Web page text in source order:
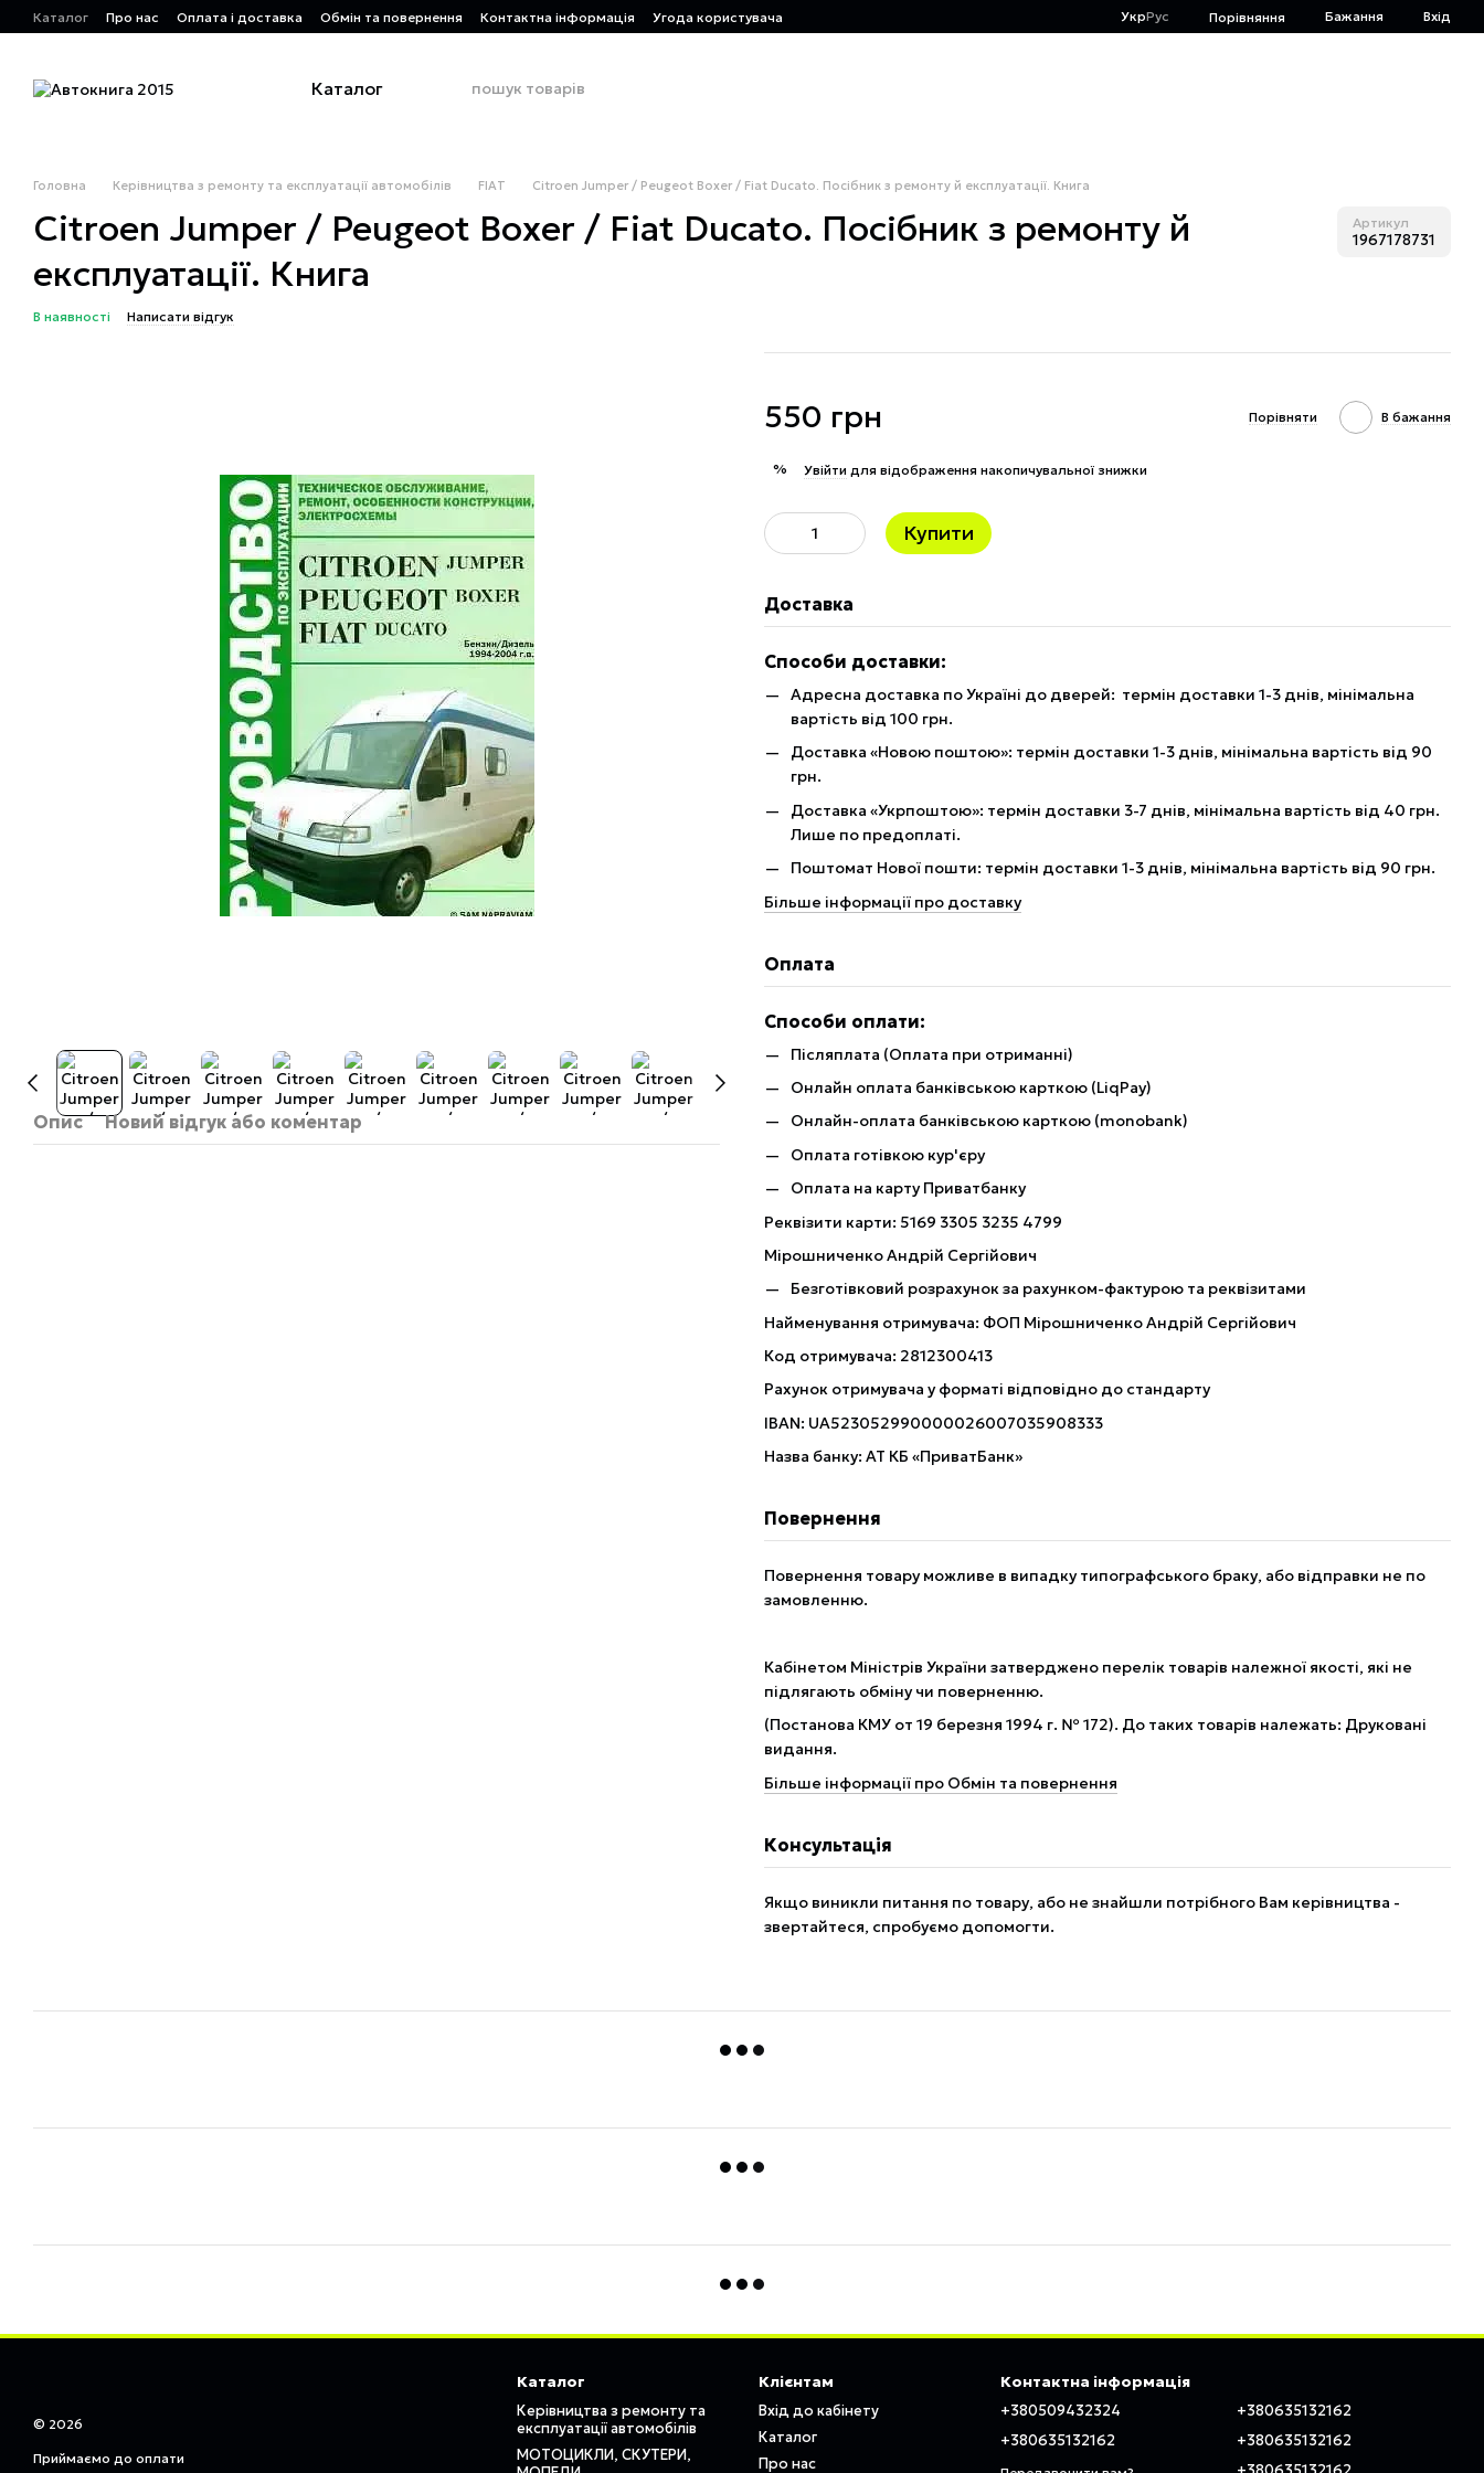
Перейти до основного контенту
Каталог Про нас Оплата і доставка Обмін та повернення Контактна інформація Угода користувача УкрРус Порівняння Бажання Вхід
Каталог
Головна Керівництва з ремонту та експлуатації автомобілів FIAT Citroen Jumper / Peugeot Boxer / Fiat Ducato. Посібник з ремонту й експлуатації. Книга
Citroen Jumper / Peugeot Boxer / Fiat Ducato. Посібник з ремонту й
експлуатації. Книга
Артикул
1967178731
В наявності Написати відгук
Опис Новий відгук або коментар
550 грн Порівняти В бажання
% Увійти для відображення накопичувальної знижки
Купити
Доставка
Способи доставки:
Адресна доставка по Україні до дверей: термін доставки 1-3 днів, мінімальна
вартість від 100 грн.
Доставка «Новою поштою»: термін доставки 1-3 днів, мінімальна вартість від 90
грн.
Доставка «Укрпоштою»: термін доставки 3-7 днів, мінімальна вартість від 40 грн.
Лише по предоплаті.
Поштомат Нової пошти: термін доставки 1-3 днів, мінімальна вартість від 90 грн.
Більше інформації про доставку
Оплата
Способи оплати:
Післяплата (Оплата при отриманні)
Онлайн оплата банківською карткою (LiqPay)
Онлайн-оплата банківською карткою (monobank)
Оплата готівкою кур'єру
Оплата на карту Приватбанку
Реквізити карти: 5169 3305 3235 4799
Мірошниченко Андрій Сергійович
Безготівковий розрахунок за рахунком-фактурою та реквізитами
Найменування отримувача: ФОП Мірошниченко Андрій Сергійович
Код отримувача: 2812300413
Рахунок отримувача у форматі відповідно до стандарту
IBAN: UA523052990000026007035908333
Назва банку: АТ КБ «ПриватБанк»
Повернення
Повернення товару можливе в випадку типографського браку, або відправки не по
замовленню.
Кабінетом Міністрів України затверджено перелік товарів належної якості, які не
підлягають обміну чи поверненню.
(Постанова КМУ от 19 березня 1994 г. № 172). До таких товарів належать: Друковані
видання.
Більше інформації про Обмін та повернення
Консультація
Якщо виникли питання по товару, або не знайшли потрібного Вам керівництва -
звертайтеся, спробуємо допомогти.
© 2026
Приймаємо до оплати
Каталог
Керівництва з ремонту та
експлуатації автомобілів
МОТОЦИКЛИ, СКУТЕРИ,
Клієнтам
Вхід до кабінету
Каталог
Про нас
Контактна інформація
+380509432324
+380635132162
+380635132162
+380635132162